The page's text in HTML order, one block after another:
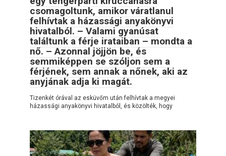
csomagoltunk, amikor váratlanul
felhívtak a házassági anyakönyvi
hivatalból. – Valami gyanúsat
találtunk a férje irataiban – mondta a
nő. – Azonnal jöjjön be, és
semmiképpen se szóljon sem a
férjének, sem annak a nőnek, aki az
anyjának adja ki magát.
Tizenkét órával az esküvőm után felhívtak a megyei
házassági anyakönyvi hivatalból, és közölték, hogy